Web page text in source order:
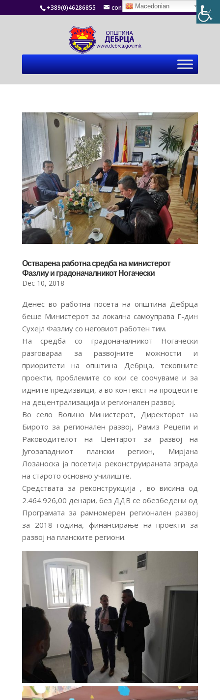
+389(0)46286855 contact@debrca.gov.mk
Остварена работна средба на министерот
Фазлиу и градоначалникот Ногачески
Dec 10, 2018
Денес во работна посета на општина Дебрца
беше Министерот за локална самоуправа Г-дин
Сухејл Фазлиу со неговиот работен тим.
На средба со градоначалникот Ногачески
разговараа за развојните можности и
приоритети на општина Дебрца, тековните
проекти, проблемите со кои се соочуваме и за
идните предизвици, а во контекст на процесите
на децентрализација и регионален развој.
Во село Волино Министерот, Директорот на
Бирото за регионален развој, Рамиз Реџепи и
Раководителот на Центарот за развој на
Југозападниот плански регион, Мирјана
Лозаноска ја посетија реконструираната зграда
на старото основно училиште.
Средствата за реконструкција , во висина од
2.464.926,00 денари, без ДДВ се обезбедени од
Програмата за рамномерен регионален развој
за 2018 година, финансирање на проекти за
развој на планските региони.
Macedonian